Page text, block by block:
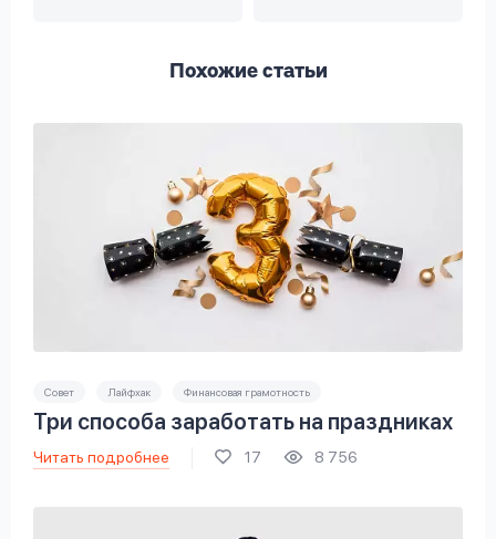
Похожие статьи
Совет Лайфхак Финансовая грамотность
Три способа заработать на праздниках
Читать подробнее 17 8 756